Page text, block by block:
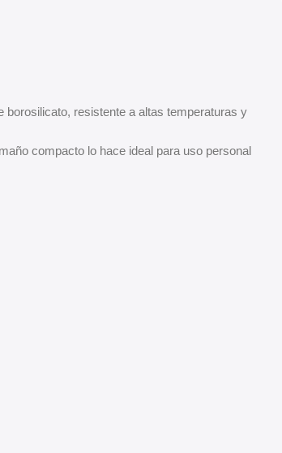
borosilicato, resistente a altas temperaturas y
compacto lo hace ideal para uso personal